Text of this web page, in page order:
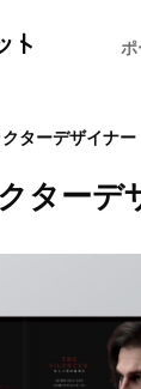
ターデザイナー
ターデ